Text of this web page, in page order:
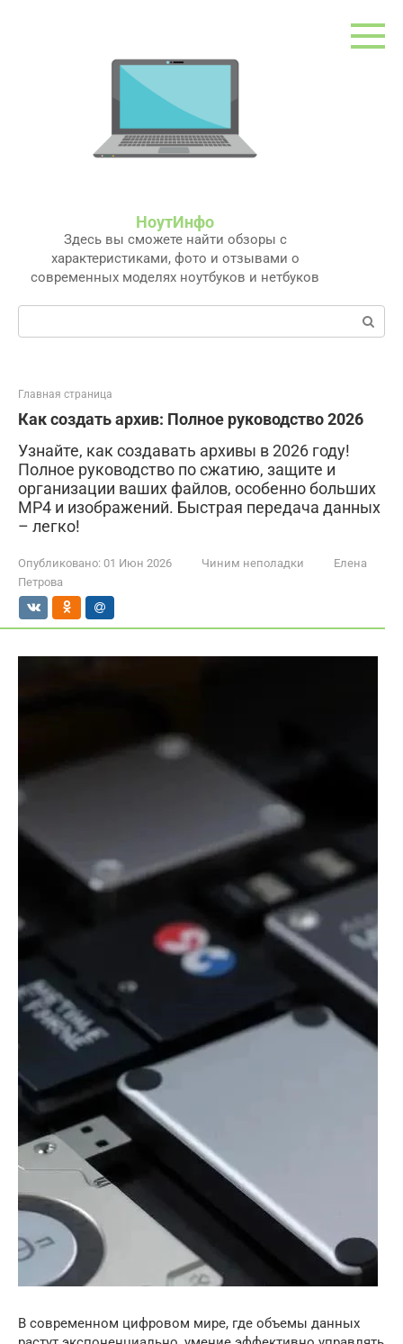
НоутИнфо
Здесь вы сможете найти обзоры с
характеристиками, фото и отзывами о
современных моделях ноутбуков и нетбуков
Поиск:
Главная страница
Как создать архив: Полное руководство 2026
Узнайте, как создавать архивы в 2026 году!
Полное руководство по сжатию, защите и
организации ваших файлов, особенно больших
MP4 и изображений. Быстрая передача данных
– легко!
Опубликовано: 01 Июн 2026 Чиним неполадки
Елена
Петрова
В современном цифровом мире, где объемы данных